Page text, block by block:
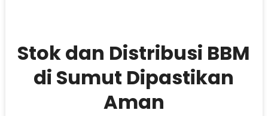
Stok dan Distribusi BBM
di Sumut Dipastikan
Aman